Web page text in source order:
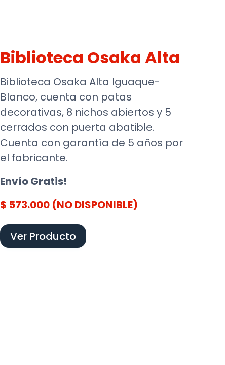
Biblioteca Osaka Alta
Biblioteca Osaka Alta Iguaque-
Blanco, cuenta con patas
decorativas, 8 nichos abiertos y 5
cerrados con puerta abatible.
Cuenta con garantía de 5 años por
el fabricante.
Envío Gratis!
$ 573.000 (NO DISPONIBLE)
Ver Producto